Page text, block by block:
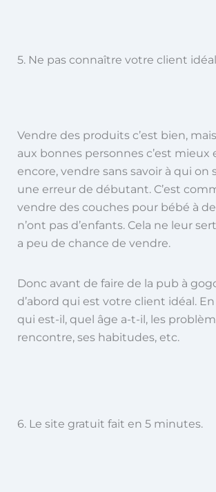
5. Ne pas connaître votre client
Vendre des produits c’est bien,
aux bonnes personnes c’est mieux
encore, vendre sans savoir à qui on
une erreur de débutant. C’est
vendre des couches pour bébé à
n’ont pas d’enfants. Cela ne leur
a peu de chance de vendre.
Donc avant de faire de la pub à
d’abord qui est votre client idéal.
qui est-il, quel âge a-t-il, les
rencontre, ses habitudes, etc.
6. Le site gratuit fait en 5 minutes.